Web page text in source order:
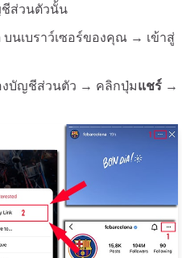
ส่วนตัวนั้น
บนเบราว์เซอร์ของคุณ → เข้าสู่
งบัญชีส่วนตัว → คลิกปุ่มแชร์ →